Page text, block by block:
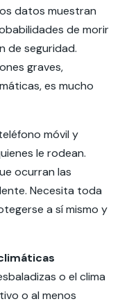
datos muestran
de morir
de seguridad.
graves,
es mucho
móvil y
le rodean.
ocurran las
Necesita toda
a sí mismo y
o el clima
o al menos